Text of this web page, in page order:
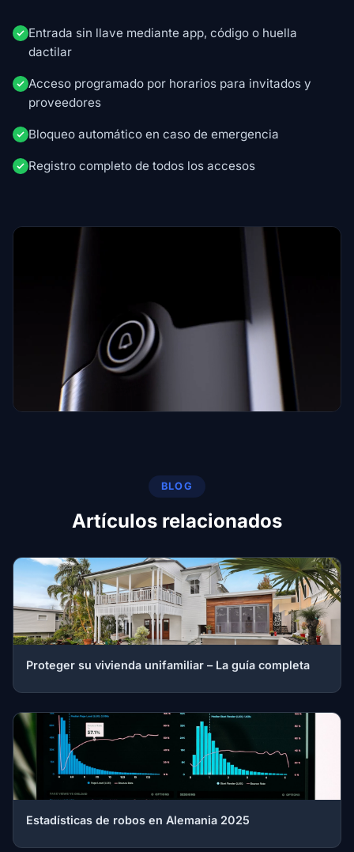
Entrada sin llave mediante app, código o huella
dactilar
Acceso programado por horarios para invitados y
proveedores
Bloqueo automático en caso de emergencia
Registro completo de todos los accesos
BLOG
Artículos relacionados
Proteger su vivienda unifamiliar – La guía completa
Estadísticas de robos en Alemania 2025